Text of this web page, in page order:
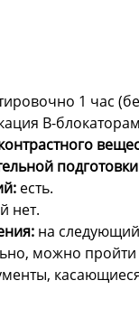
1 час
В-
есть.
нет.
на
можно